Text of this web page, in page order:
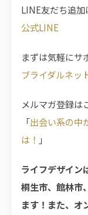
LINE友だち追加
公式LINE
まずは気軽にサ
ブライダルネッ
メルマガ登録は
「出会い系の中
は！ 」
ライフデザイン
桐生市、館林市
ます！また、オ